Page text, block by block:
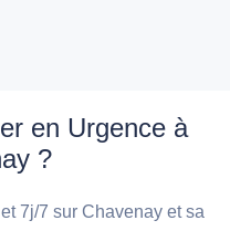
en Urgence à
?
7j/7 sur Chavenay et sa